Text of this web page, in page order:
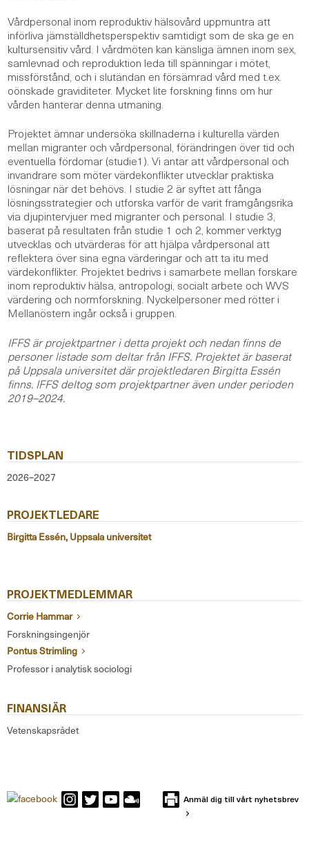
Vårdpersonal inom reproduktiv hälsovård uppmuntra att
införliva jämställdhetsperspektiv samtidigt som de ska ge en
kultursensitiv vård. I vårdmöten kan känsliga ämnen inom sex,
samlevnad och reproduktion leda till spänningar i mötet,
missförstånd, och i slutändan en försämrad vård med t.ex.
oönskade graviditeter. Mycket lite forskning finns om hur
vården hanterar denna utmaning.
Projektet ämnar undersöka skillnaderna i kulturella värden
mellan migranter och vårdpersonal, förändringen över tid och
eventuella fördomar (studie1). Vi antar att vårdpersonal och
invandrare som möter värdekonflikter utvecklar praktiska
lösningar när det behövs. I studie 2 är syftet att fånga
lösningsstrategier och utforska varför de varit framgångsrika
via djupintervjuer med migranter och personal. I studie 3,
baserat på resultaten från studie 1 och 2, kommer verktyg
utvecklas och utvärderas för att hjälpa vårdpersonal att
reflektera över sina egna värderingar och att ta itu med
värdekonflikter. Projektet bedrivs i samarbete mellan forskare
inom reproduktiv hälsa, antropologi, socialt arbete och WVS
värdering och normforskning. Nyckelpersoner med rötter i
Mellanöstern ingår också i gruppen.
IFFS är projektpartner i detta projekt och nedan finns de
personer listade som deltar från IFFS. Projektet är baserat
på Uppsala universitet där projektledaren Birgitta Essén
finns. IFFS deltog som projektpartner även under perioden
2019–2024.
TIDSPLAN
2026–2027
PROJEKTLEDARE
Birgitta Essén, Uppsala universitet
PROJEKTMEDLEMMAR
Corrie Hammar
Forskningsingenjör
Pontus Strimling
Professor i analytisk sociologi
FINANSIÄR
Vetenskapsrådet
Anmäl dig till vårt nyhetsbrev